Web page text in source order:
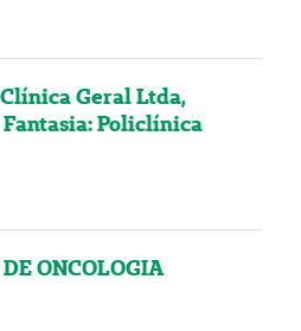
Geral Ltda,
Policlínica
ONCOLOGIA